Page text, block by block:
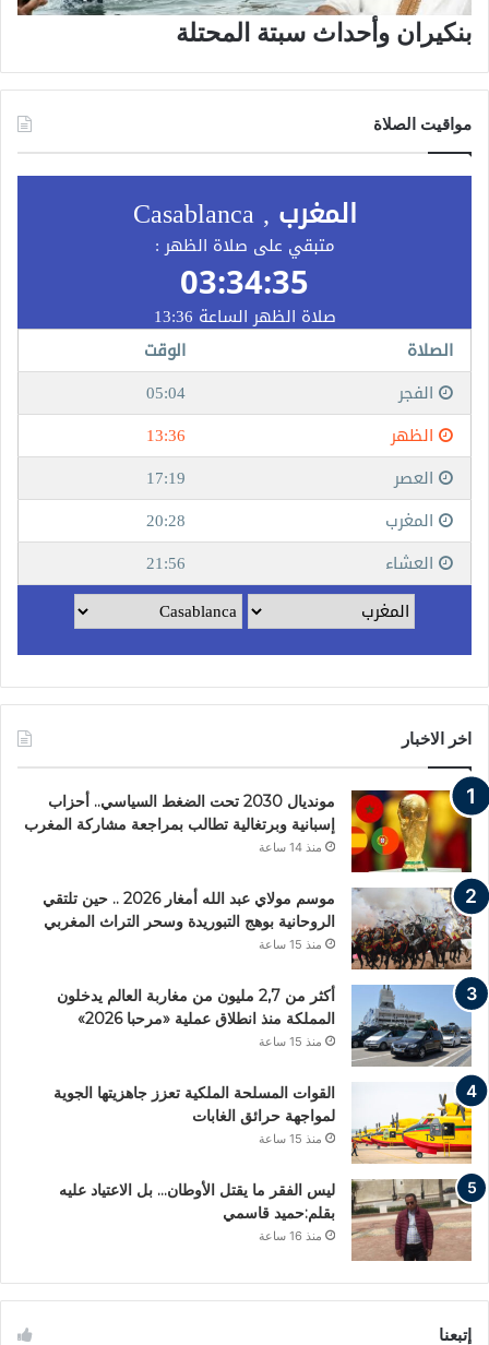
بنكيران وأحداث سبتة المحتلة
مواقيت الصلاة
اخر الاخبار
مونديال 2030 تحت الضغط السياسي.. أحزاب
إسبانية وبرتغالية تطالب بمراجعة مشاركة المغرب
منذ 14 ساعة
موسم مولاي عبد الله أمغار 2026 .. حين تلتقي
الروحانية بوهج التبوريدة وسحر التراث المغربي
منذ 15 ساعة
أكثر من 2,7 مليون من مغاربة العالم يدخلون
المملكة منذ انطلاق عملية «مرحبا 2026»
منذ 15 ساعة
القوات المسلحة الملكية تعزز جاهزيتها الجوية
لمواجهة حرائق الغابات
منذ 15 ساعة
ليس الفقر ما يقتل الأوطان… بل الاعتياد عليه
بقلم:حميد قاسمي
منذ 16 ساعة
إتبعنا